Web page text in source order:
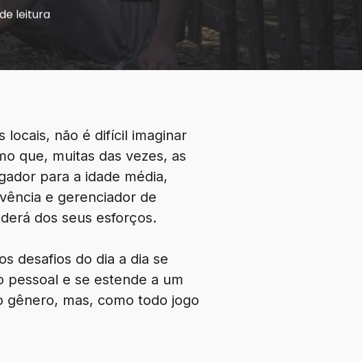
leitura
locais, não é difícil imaginar
que, muitas das vezes, as
para a idade média,
e gerenciador de
dos seus esforços.
desafios do dia a dia se
pessoal e se estende a um
gênero, mas, como todo jogo